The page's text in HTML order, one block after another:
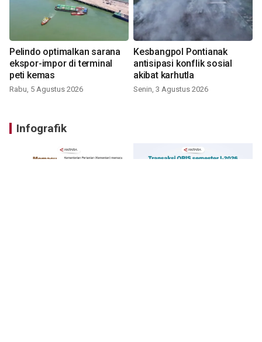
Pelindo optimalkan sarana
ekspor-impor di terminal
peti kemas
Rabu, 5 Agustus 2026
Kesbangpol Pontianak
antisipasi konflik sosial
akibat karhutla
Senin, 3 Agustus 2026
Infografik